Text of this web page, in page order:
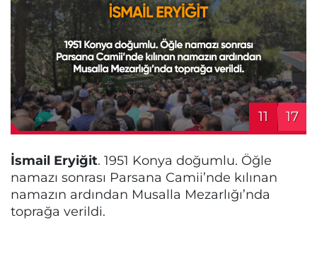
11 17
İsmail Eryiğit. 1951 Konya doğumlu. Öğle
namazı sonrası Parsana Camii’nde kılınan
namazın ardından Musalla Mezarlığı’nda
toprağa verildi.